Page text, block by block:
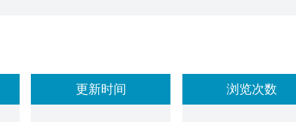
更新时间 浏览次数